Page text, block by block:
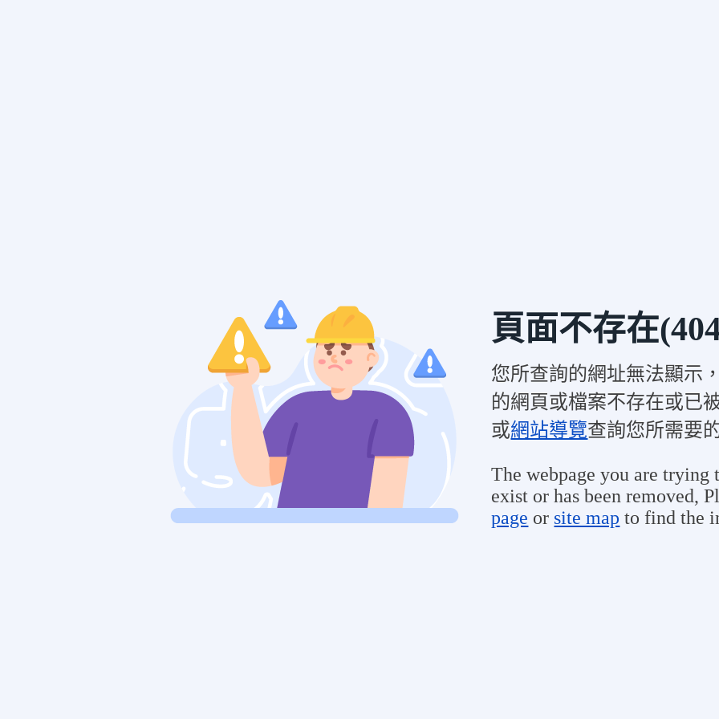
頁面不存在
您所查詢的網址無法顯示
的網頁或檔案不存在或已
或網站導覽查詢您所需要
The webpage you are trying
exist or has been removed,
page or site map to find the